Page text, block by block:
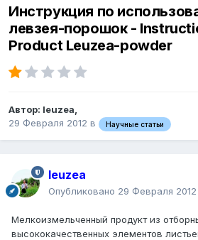
Инструкция по
левзея-порошок -
Product Leuzea-powder
Автор: leuzea,
29 Февраля 2012 в Научные статьи
leuzea
Опубликовано 29 Февраля 2012
Мелкоизмельченный продукт из
высококачественных элементов